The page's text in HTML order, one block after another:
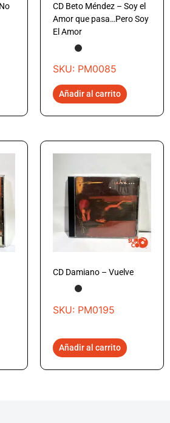
CD Beto Méndez – Soy el
Amor que pasa…Pero Soy
El Amor
SKU: PM0085
Añadir al carrito
CD Damiano – Vuelve
SKU: PM0195
Añadir al carrito